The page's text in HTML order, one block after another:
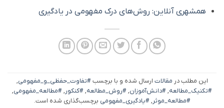
همشهری آنلاین: روش‌های درک مفهومی در یادگیری
این مطلب در مقالات ارسال شده و با برچسب#تفاوت_حفظی_و_مفهومی,
#تکنیک_مطالعه,#دانش‌آموزان,#روش_مطالعه,#کنکور,#مطالعه_مفهومی,
#مطالعه_موثر,#یادگیری_مفهومی برچسب‌گذاری شده است.